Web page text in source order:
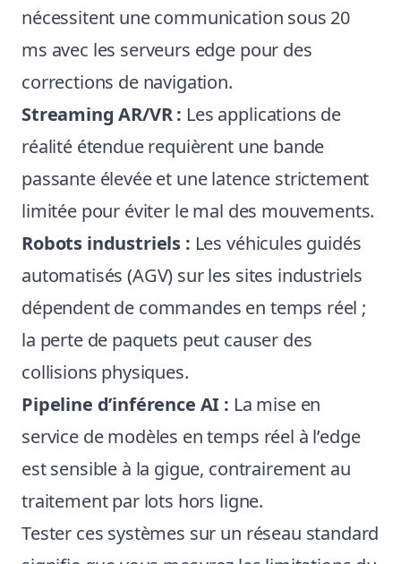
nécessitent une communication sous 20
ms avec les serveurs edge pour des
corrections de navigation.
Streaming AR/VR : Les applications de
réalité étendue requièrent une bande
passante élevée et une latence strictement
limitée pour éviter le mal des mouvements.
Robots industriels : Les véhicules guidés
automatisés (AGV) sur les sites industriels
dépendent de commandes en temps réel ;
la perte de paquets peut causer des
collisions physiques.
Pipeline d’inférence AI : La mise en
service de modèles en temps réel à l’edge
est sensible à la gigue, contrairement au
traitement par lots hors ligne.
Tester ces systèmes sur un réseau standard